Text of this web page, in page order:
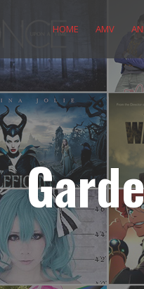
HOME AMV